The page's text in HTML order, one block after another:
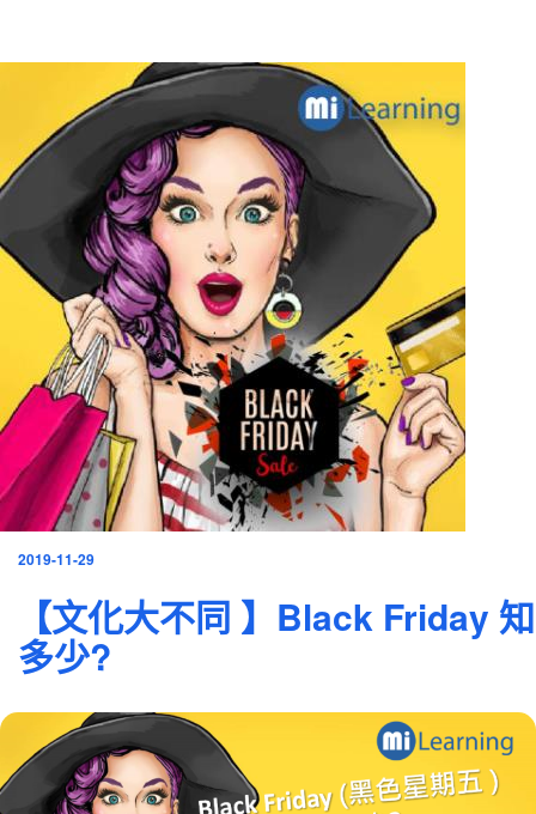
發
2019-11-29
【文化大不同 】Black Friday 知
多少?